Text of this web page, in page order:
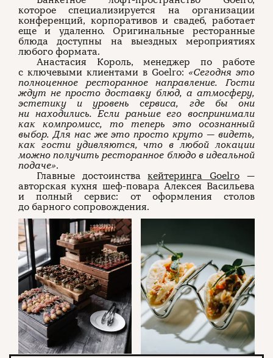
которое специализируется на организации
конференций, корпоративов и свадеб, работает
еще и удаленно. Оригинальные ресторанные
блюда доступны на выездных мероприятиях
любого формата.
Анастасия Король, менеджер по работе
с ключевыми клиентами в Goelro: «Сегодня это
полноценное ресторанное направление. Гости
ждут не просто доставку блюд, а атмосферу,
эстетику и уровень сервиса, где бы они
ни находились. Если раньше его воспринимали
как компромисс, то теперь это осознанный
выбор. Для нас же это просто круто — видеть,
как гости удивляются, что в любой локации
можно получить ресторанное блюдо в идеальной
подаче».
Главные достоинствакейтеринга Goelro —
авторская кухня шеф-повара Алексея Васильева
и полный сервис: от оформления столов
до барного сопровождения.